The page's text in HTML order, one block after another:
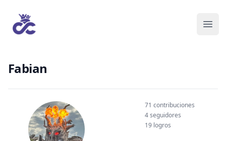
Fabian
71 contribuciones
4 seguidores
19 logros